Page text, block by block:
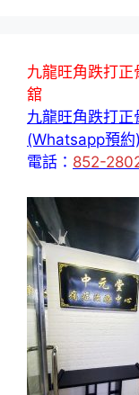
九龍旺角跌打
舘
九龍旺角跌打
(Whatsapp預約)
電話： 852-